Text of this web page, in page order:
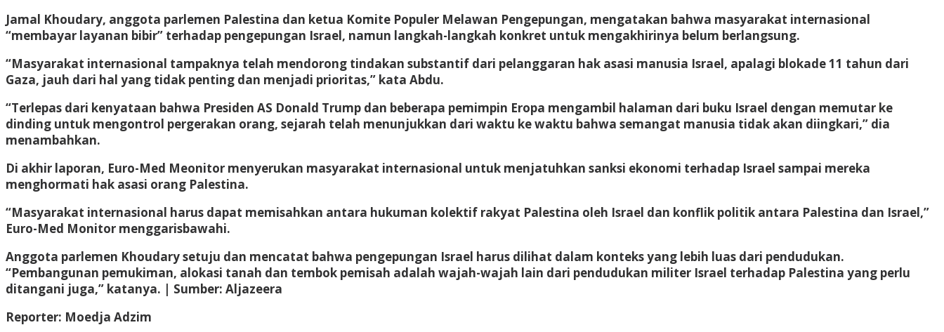
Jamal Khoudary, anggota parlemen Palestina dan ketua Komite Populer Melawan Pengepungan, mengatakan bahwa masyarakat internasional
“membayar layanan bibir” terhadap pengepungan Israel, namun langkah-langkah konkret untuk mengakhirinya belum berlangsung.
“Masyarakat internasional tampaknya telah mendorong tindakan substantif dari pelanggaran hak asasi manusia Israel, apalagi blokade 11 tahun dari
Gaza, jauh dari hal yang tidak penting dan menjadi prioritas,” kata Abdu.
“Terlepas dari kenyataan bahwa Presiden AS Donald Trump dan beberapa pemimpin Eropa mengambil halaman dari buku Israel dengan memutar ke
dinding untuk mengontrol pergerakan orang, sejarah telah menunjukkan dari waktu ke waktu bahwa semangat manusia tidak akan diingkari,” dia
menambahkan.
Di akhir laporan, Euro-Med Meonitor menyerukan masyarakat internasional untuk menjatuhkan sanksi ekonomi terhadap Israel sampai mereka
menghormati hak asasi orang Palestina.
“Masyarakat internasional harus dapat memisahkan antara hukuman kolektif rakyat Palestina oleh Israel dan konflik politik antara Palestina dan Israel,”
Euro-Med Monitor menggarisbawahi.
Anggota parlemen Khoudary setuju dan mencatat bahwa pengepungan Israel harus dilihat dalam konteks yang lebih luas dari pendudukan.
“Pembangunan pemukiman, alokasi tanah dan tembok pemisah adalah wajah-wajah lain dari pendudukan militer Israel terhadap Palestina yang perlu
ditangani juga,” katanya. | Sumber: Aljazeera
Reporter: Moedja Adzim